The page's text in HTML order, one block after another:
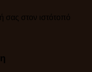
σας στον ιστότοπό